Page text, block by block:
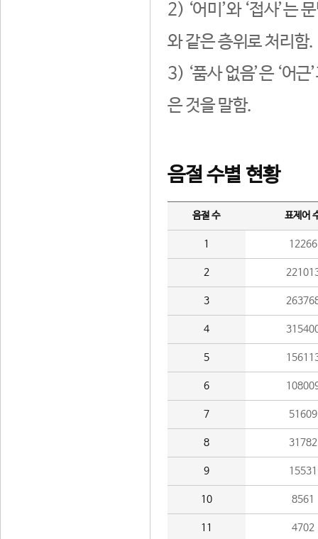
2) ‘어미’와 ‘접사’는
와 같은 층위로 처리함.
3) ‘품사 없음’은 ‘어
은 것을 말함.
음절 수별 현황
음절 수 표제어
1 12266
2
3
4
5
6
7 51609
8 31782
9 15531
10 8561
11 4702